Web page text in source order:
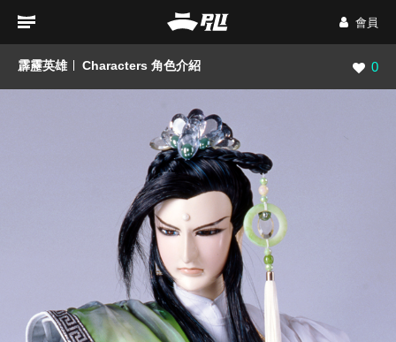
會員
霹靂英雄 Characters 角色介紹 瀏覽
0